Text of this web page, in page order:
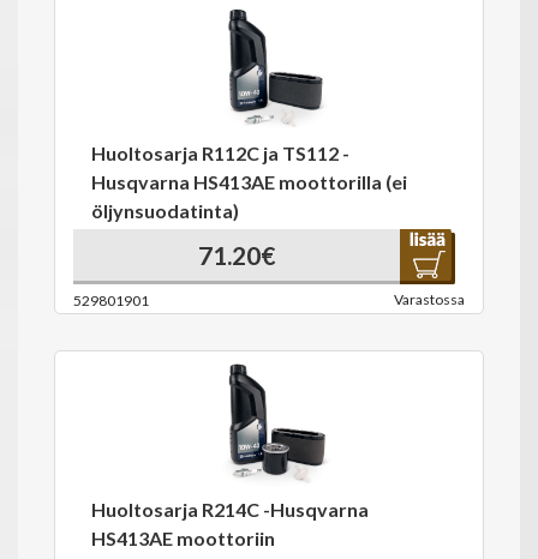
Huoltosarja R112C ja TS112 -
Husqvarna HS413AE moottorilla (ei
öljynsuodatinta)
71.20€
529801901 Varastossa
Huoltosarja R214C -Husqvarna
HS413AE moottoriin